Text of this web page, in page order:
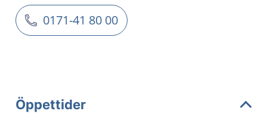
0171-41 80 00
Öppettider